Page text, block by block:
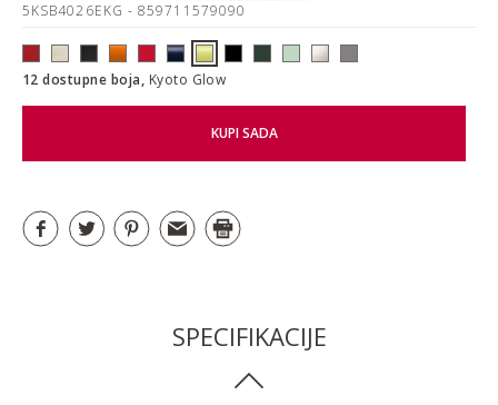
5KSB4026EKG - 859711579090
12 dostupne boja, Kyoto Glow
KUPI SADA
SPECIFIKACIJE